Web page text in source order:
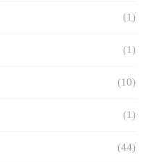
(1)
(1)
(10)
(1)
(44)